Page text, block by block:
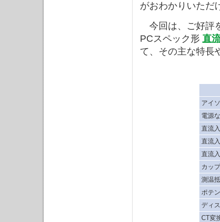
がおわかりいただ
今回は、ご好評
PCスペック形 直
て、その主な特長
アイ
電源
直流
直流
直流
カッ
測温
ポテ
ディ
CT変